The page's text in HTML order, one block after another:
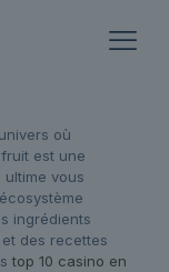
où
est une
vous
ingrédients
des recettes
top 10 casino en